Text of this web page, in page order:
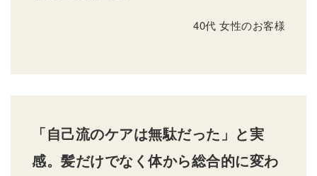
40代 女性のお客様
「自己流のケアは無駄だった」と実
感。髪だけでなく体から総合的に変わ